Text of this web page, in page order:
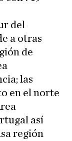
del
a otras
de
las
en el norte
así
región